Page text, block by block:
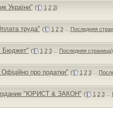
України" ( 1 2 3)
труда" ( 1 2 3...
Последняя
Бюджет" ( 1 2 3... Последняя страница)
про податки" ( 1 2 3...
"ЮРИСТ & ЗАКОН" ( 1 2 3...